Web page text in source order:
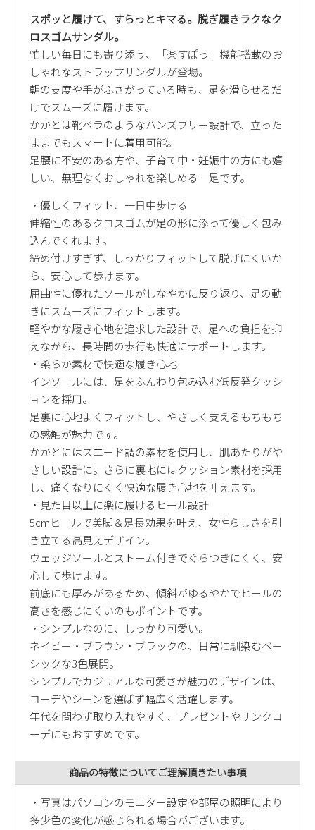
スポッと履けて、すらっとキマる。脱ぎ履きラクなク
ロスゴムサンダル。
忙しい毎日にも寄り添う、「楽すぽっ」機能搭載のお
しゃれなストラップサンダルが登場。
朝の支度や手がふさがっている時も、足を滑らせるだ
けでスムーズに履けます。
かかとは靴ベラのようなハンズフリー設計で、立った
ままでもスマートに着用可能。
足腰に不安のある方や、子育て中・妊娠中の方にも嬉
しい、無理なくおしゃれを楽しめる一足です。
・優しくフィット、一日中歩ける
伸縮性のあるクロスゴムが足の形に添って優しく包み
込んでくれます。
締め付けすぎず、しっかりフィットして脱げにくいか
ら、安心して歩けます。
屈曲性に優れたソールがしなやかに反り返り、足の動
きにスムーズにフィットします。
軽やかな履き心地を追求した設計で、足への負担を抑
えながら、長時間の歩行も快適にサポートします。
・柔らか素材で快適な履き心地
インソールには、足をふんわり包み込む低反発クッシ
ョンを採用。
足裏に心地よくフィットし、やさしく支えるもちもち
の感触が魅力です。
かかとにはスエード調の素材を使用し、肌あたりがや
さしい設計に。さらに裏地にはクッション素材を採用
し、痛くなりにくく快適な履き心地を叶えます。
・見た目以上に楽に履けるヒール設計
5cmヒールで美脚＆足長効果を叶え、女性らしさを引
き立てる高見えデザイン。
ウェッジソールとストーム付きでぐらつきにくく、安
心して歩けます。
前底にも厚みがあるため、傾斜がゆるやかでヒールの
高さを感じにくいのもポイントです。
・シンプルなのに、しっかり可愛い。
ネイビー・ブラウン・ブラックの、日常に馴染むベー
シックな3色展開。
シンプルでカジュアルな可愛さが魅力のデザインは、
コーデやシーンを選ばず幅広く活躍します。
年代を問わず取り入れやすく、プレゼントやリンクコ
ーデにもおすすめです。
商品の特徴についてご理解頂きたい事項
・写真はパソコンのモニター設定や部屋の照明により
多少色の変化が感じられる場合がございます。